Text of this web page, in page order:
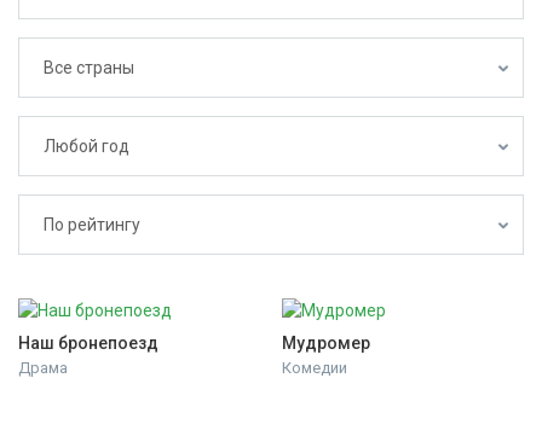
Подписки
Радио
Спутниковым абонентам
О сайте
Все страны
Любой год
По рейтингу
Наш бронепоезд
Драма
Мудромер
Комедии